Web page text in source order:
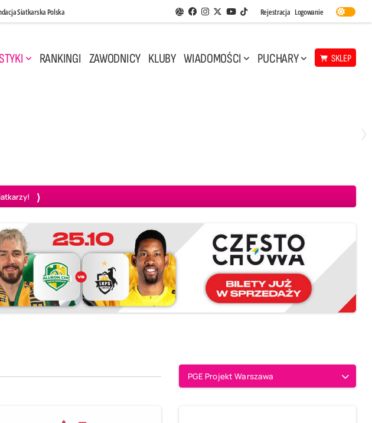
Siatkarska Polska Aplikacja Siatkarskie Ligi
Facebook
Instagram
Twitter
Youtube
TikTok
Rejestracja Logowanie
RANKINGI ZAWODNICY KLUBY WIADOMOŚCI PUCHARY SKLEP
PGE Projekt Warszawa